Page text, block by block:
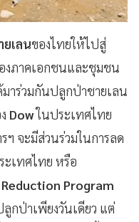
เลนของไทยให้ไปสู่
งภาคเอกชนและชุมชน
มาร่วมกันปลูกป่าชายเลน
Dowในประเทศไทย
ฯ จะมีส่วนร่วมในการลด
ะเทศไทย หรือ
Program
กป่าเพียงวันเดียว แต่